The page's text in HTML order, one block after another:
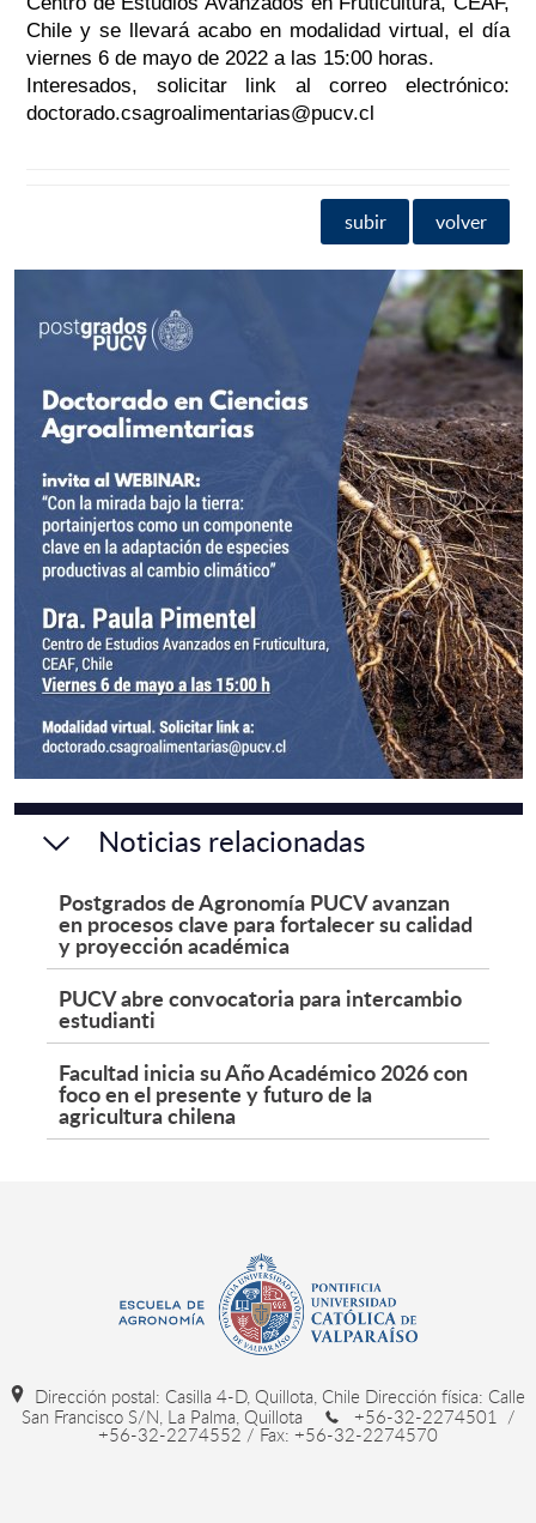
Chile y se llevará acabo en modalidad virtual, el día
viernes 6 de mayo de 2022 a las 15:00 horas.
Interesados, solicitar link al correo electrónico:
doctorado.csagroalimentarias@pucv.cl
subir volver
Noticias relacionadas
Postgrados de Agronomía PUCV avanzan
en procesos clave para fortalecer su calidad
y proyección académica
PUCV abre convocatoria para intercambio
estudianti
Facultad inicia su Año Académico 2026 con
foco en el presente y futuro de la
agricultura chilena
Dirección postal: Casilla 4-D, Quillota, Chile Dirección física: Calle
San Francisco S/N, La Palma, Quillota
+56-32-2274501 /
+56-32-2274552 / Fax: +56-32-2274570